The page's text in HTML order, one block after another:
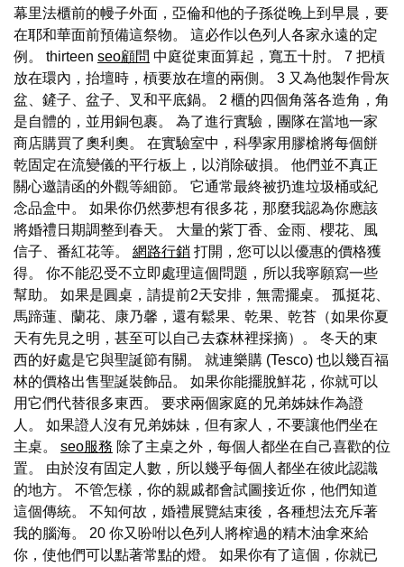
幕里法櫃前的幔子外面，亞倫和他的子孫從晚上到早晨，要
在耶和華面前預備這祭物。 這必作以色列人各家永遠的定
例。 thirteen seo顧問 中庭從東面算起，寬五十肘。 7 把槓
放在環內，抬壇時，槓要放在壇的兩側。 3 又為他製作骨灰
盆、鏟子、盆子、叉和平底鍋。 2 櫃的四個角落各造角，角
是自體的，並用銅包裹。 為了進行實驗，團隊在當地一家
商店購買了奧利奧。 在實驗室中，科學家用膠槍將每個餅
乾固定在流變儀的平行板上，以消除破損。 他們並不真正
關心邀請函的外觀等細節。 它通常最終被扔進垃圾桶或紀
念品盒中。 如果你仍然夢想有很多花，那麼我認為你應該
將婚禮日期調整到春天。 大量的紫丁香、金雨、櫻花、風
信子、番紅花等。 網路行銷 打開，您可以以優惠的價格獲
得。 你不能忍受不立即處理這個問題，所以我寧願寫一些
幫助。 如果是圓桌，請提前2天安排，無需擺桌。 孤挺花、
馬蹄蓮、蘭花、康乃馨，還有鬆果、乾果、乾苔（如果你夏
天有先見之明，甚至可以自己去森林裡採摘）。 冬天的東
西的好處是它與聖誕節有關。 就連樂購 (Tesco) 也以幾百福
林的價格出售聖誕裝飾品。 如果你能擺脫鮮花，你就可以
用它們代替很多東西。 要求兩個家庭的兄弟姊妹作為證
人。 如果證人沒有兄弟姊妹，但有家人，不要讓他們坐在
主桌。 seo服務 除了主桌之外，每個人都坐在自己喜歡的位
置。 由於沒有固定人數，所以幾乎每個人都坐在彼此認識
的地方。 不管怎樣，你的親戚都會試圖接近你，他們知道
這個傳統。 不知何故，婚禮展覽結束後，各種想法充斥著
我的腦海。 20 你又吩咐以色列人將榨過的精木油拿來給
你，使他們可以點著常點的燈。 如果你有了這個，你就已